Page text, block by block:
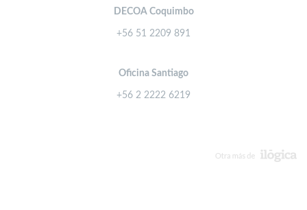
DECOA Coquimbo
+56 51 2209 891
Oficina Santiago
+56 2 2222 6219